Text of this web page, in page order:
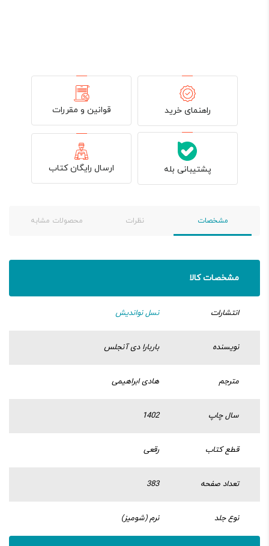
راهنمای خرید قوانین و مقررات
پشتیبانی بله ارسال رایگان کتاب
مشخصات نظرات محصولات مشابه
مشخصات کالا
انتشارات نسل نواندیش
نویسنده باربارا دی آنجلس
مترجم هادی ابراهیمی
سال چاپ 1402
قطع کتاب رقعی
تعداد صفحه 383
نوع جلد نرم (شومیز)